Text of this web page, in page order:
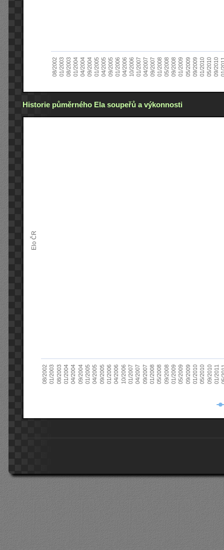
08/200201/200308/200301/200404/200409/200401/200504/200509/200501/200604/200610/200601/200704/200709/200701/200805/200809/200801/200905/200909/200901/201005/201009/2010
Historie půměrného Ela soupeřů a výkonnosti
Elo ČR
08/200201/200308/200301/200404/200409/200401/200504/200509/200501/200604/200610/200601/200704/200709/200701/200805/200809/200801/200905/200909/200901/201005/201009/201001/2011